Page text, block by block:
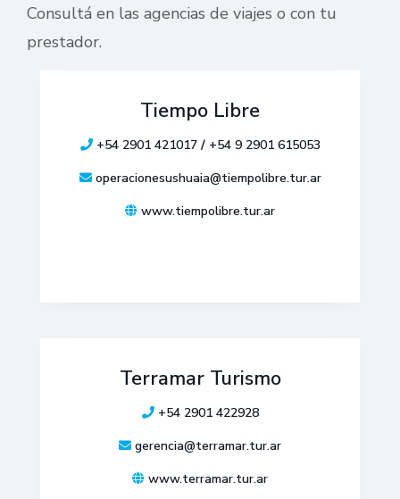
Consultá en las agencias de viajes o con tu
prestador.
Tiempo Libre
+54 2901 421017/ +54 9 2901 615053
operacionesushuaia@tiempolibre.tur.ar
www.tiempolibre.tur.ar
Terramar Turismo
+54 2901 422928
gerencia@terramar.tur.ar
www.terramar.tur.ar